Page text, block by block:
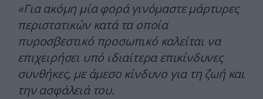
«Για ακόμη μία φορά γινόμαστε μάρτυρες
περιστατικών κατά τα οποία
πυροσβεστικό προσωπικό καλείται να
επιχειρήσει υπό ιδιαίτερα επικίνδυνες
συνθήκες, με άμεσο κίνδυνο για τη ζωή και
την ασφάλειά του.